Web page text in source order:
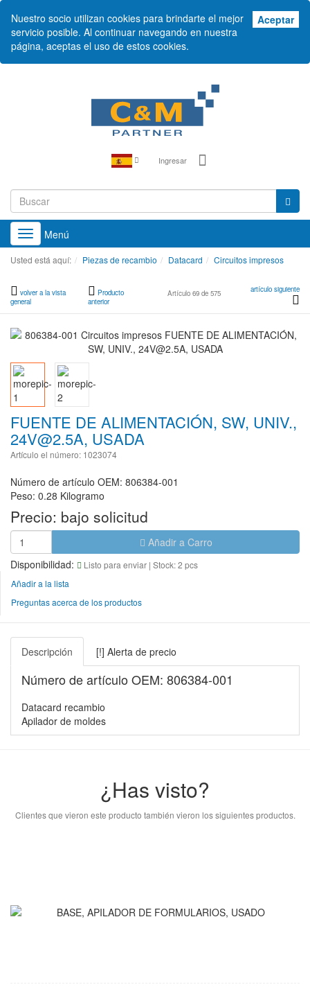
Aceptar
Nuestro socio utilizan cookies para brindarte el mejor
servicio posible. Al continuar navegando en nuestra
página, aceptas el uso de estos cookies.
Ingresar
Toggle
navigation
Menú
Usted está aquí: Piezas de recambio Datacard Circuitos impresos
volver a la vista
general
Producto
anterior
Artículo 69 de 575 artículo siguiente
FUENTE DE ALIMENTACIÓN, SW, UNIV.,
24V@2.5A, USADA
Artículo el número: 1023074
Número de artículo OEM: 806384-001
Peso: 0.28 Kilogramo
Precio: bajo solicitud
Añadir a Carro
Disponibilidad:
Listo para enviar | Stock: 2 pcs
Añadir a la lista
Preguntas acerca de los productos
Descripción [!] Alerta de precio
Número de artículo OEM: 806384-001
Datacard recambio
Apilador de moldes
¿Has visto?
Clientes que vieron este producto también vieron los siguientes productos.